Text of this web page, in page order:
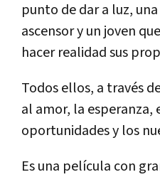
punto de dar a luz,
ascensor y un joven
hacer realidad sus
Todos ellos, a través
al amor, la esperanza,
oportunidades y los
Es una película con